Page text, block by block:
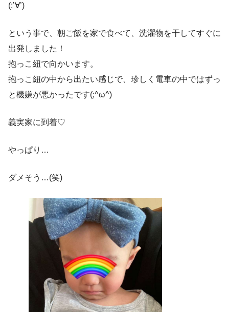
(;’∀’)
という事で、朝ご飯を家で食べて、洗濯物を干してすぐに
出発しました！
抱っこ紐で向かいます。
抱っこ紐の中から出たい感じで、珍しく電車の中ではずっ
と機嫌が悪かったです(;^ω^)
義実家に到着♡
やっぱり…
ダメそう…(笑)